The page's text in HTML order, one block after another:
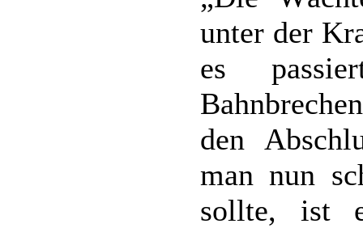
unter der
es
den
man nun
sollte, ist